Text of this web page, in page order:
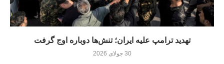
تهدید ترامپ علیه ایران؛ تنش‌ها دوباره اوج گرفت
30 جولای 2026